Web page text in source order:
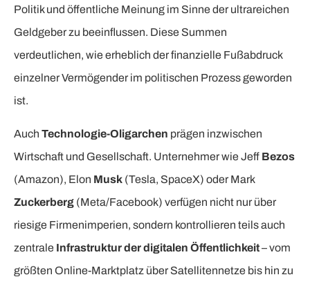
Politik und öffentliche Meinung im Sinne der ultrareichen
Geldgeber zu beeinflussen. Diese Summen
verdeutlichen, wie erheblich der finanzielle Fußabdruck
einzelner Vermögender im politischen Prozess geworden
ist.
Auch Technologie-Oligarchen prägen inzwischen
Wirtschaft und Gesellschaft. Unternehmer wie Jeff Bezos
(Amazon), Elon Musk (Tesla, SpaceX) oder Mark
Zuckerberg (Meta/Facebook) verfügen nicht nur über
riesige Firmenimperien, sondern kontrollieren teils auch
zentrale Infrastruktur der digitalen Öffentlichkeit– vom
größten Online-Marktplatz über Satellitennetze bis hin zu